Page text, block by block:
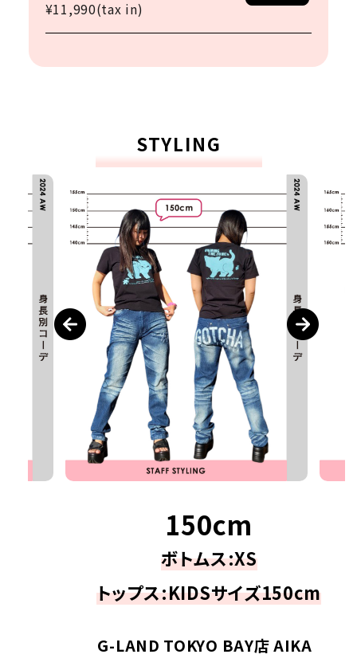
サイズ
S
M
L
tune 絞り込んで検索する
¥11,990(tax in)
STYLING
150cm
ボトムス:XS
トップス:KIDSサイズ150cm
G-LAND TOKYO BAY店 AIKA